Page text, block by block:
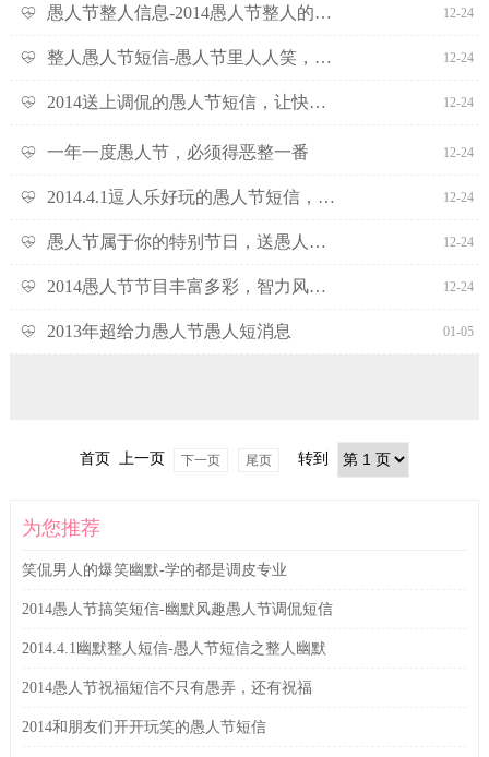
愚人节整人信息-2014愚人节整人的短信大全 12-24
整人愚人节短信-愚人节里人人笑，此起彼伏热情高 12-24
2014送上调侃的愚人节短信，让快乐在节日里欢唱 12-24
一年一度愚人节，必须得恶整一番 12-24
2014.4.1逗人乐好玩的愚人节短信，祝你开心 12-24
愚人节属于你的特别节日，送愚人节短信一条 12-24
2014愚人节节目丰富多彩，智力风暴向你袭来-愚人节调侃 12-24
2013年超给力愚人节愚人短消息 01-05
首页 上一页 下一页 尾页 转到
为您推荐
笑侃男人的爆笑幽默-学的都是调皮专业
2014愚人节搞笑短信-幽默风趣愚人节调侃短信
2014.4.1幽默整人短信-愚人节短信之整人幽默
2014愚人节祝福短信不只有愚弄，还有祝福
2014和朋友们开开玩笑的愚人节短信